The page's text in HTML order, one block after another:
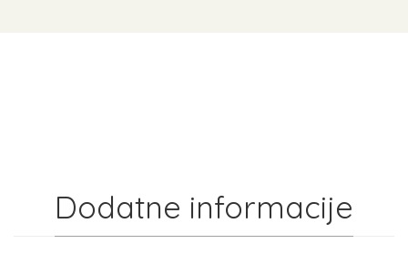
Dodatne informacije